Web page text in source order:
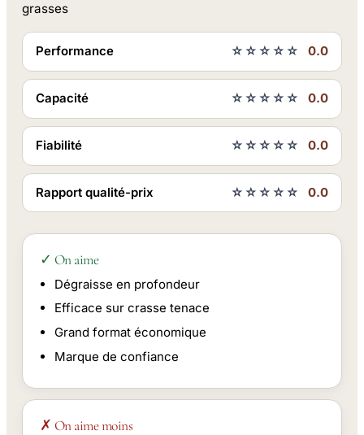
grasses
Performance ☆☆☆☆☆ 0.0
Capacité ☆☆☆☆☆ 0.0
Fiabilité ☆☆☆☆☆ 0.0
Rapport qualité-prix ☆☆☆☆☆ 0.0
✓ On aime
Dégraisse en profondeur
Efficace sur crasse tenace
Grand format économique
Marque de confiance
✗ On aime moins